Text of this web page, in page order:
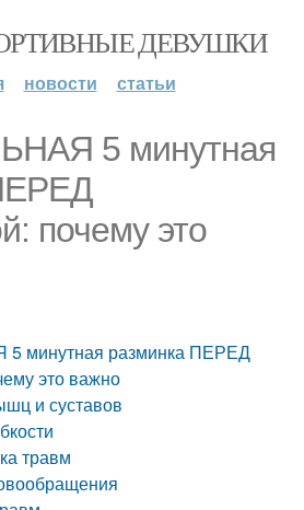
ДЕВУШКИ
новости статьи
5 минутная
почему это
минутная разминка ПЕРЕД
это важно
и суставов
травм